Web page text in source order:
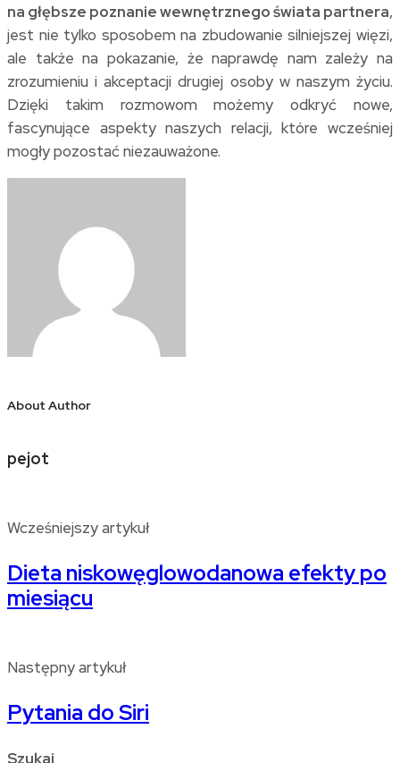
na głębsze poznanie wewnętrznego świata partnera,
jest nie tylko sposobem na zbudowanie silniejszej więzi,
ale także na pokazanie, że naprawdę nam zależy na
zrozumieniu i akceptacji drugiej osoby w naszym życiu.
Dzięki takim rozmowom możemy odkryć nowe,
fascynujące aspekty naszych relacji, które wcześniej
mogły pozostać niezauważone.
About Author
pejot
Wcześniejszy artykuł
Dieta niskowęglowodanowa efekty po
miesiącu
Następny artykuł
Pytania do Siri
Szukaj